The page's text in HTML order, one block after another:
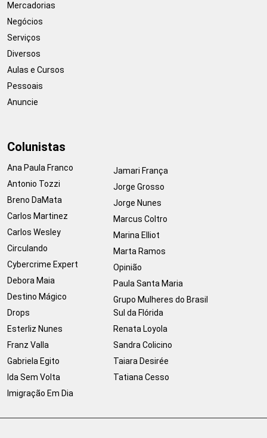
Mercadorias
Negócios
Serviços
Diversos
Aulas e Cursos
Pessoais
Anuncie
Colunistas
Ana Paula Franco
Antonio Tozzi
Breno DaMata
Carlos Martinez
Carlos Wesley
Circulando
Cybercrime Expert
Debora Maia
Destino Mágico
Drops
Esterliz Nunes
Franz Valla
Gabriela Egito
Ida Sem Volta
Imigração Em Dia
Jamari França
Jorge Grosso
Jorge Nunes
Marcus Coltro
Marina Elliot
Marta Ramos
Opinião
Paula Santa Maria
Grupo Mulheres do Brasil
Sul da Flórida
Renata Loyola
Sandra Colicino
Taiara Desirée
Tatiana Cesso